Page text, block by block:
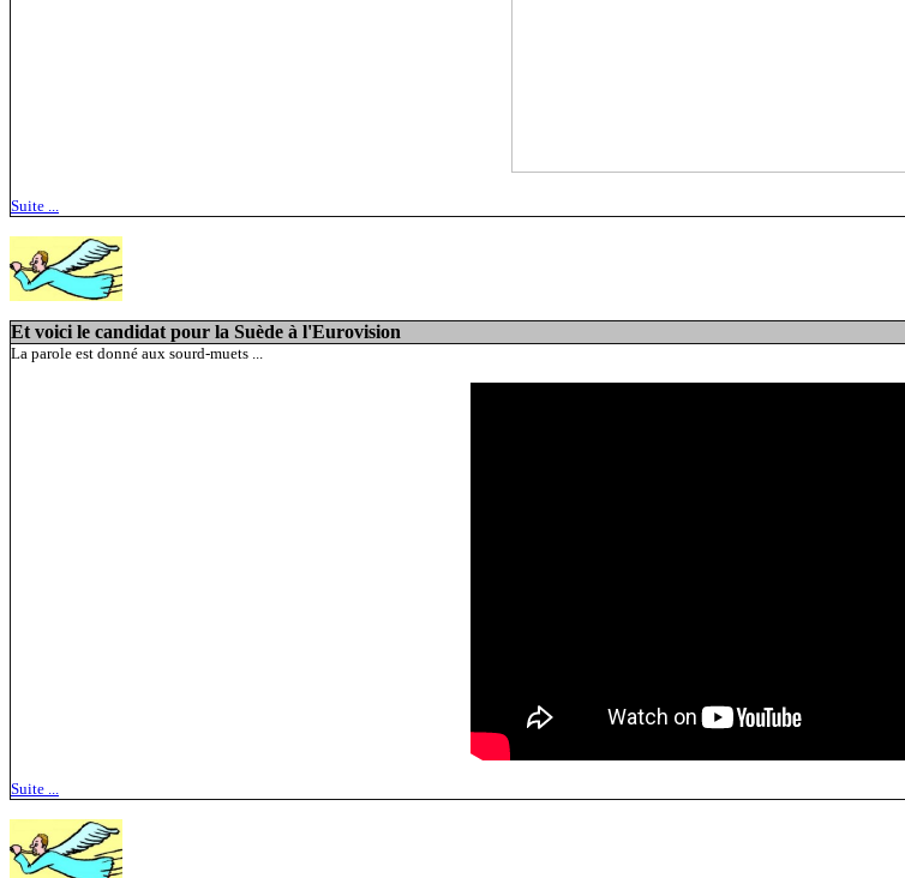
Suite ...
Et voici le candidat pour la Suède à l'Eurovision
La parole est donné aux sourd-muets ...
Suite ...